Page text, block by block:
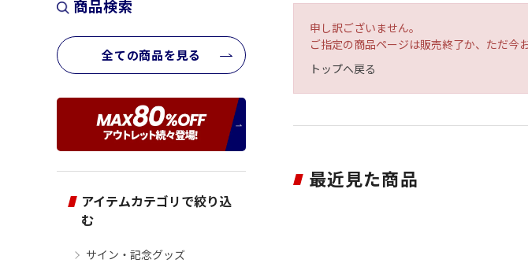
商品検索
全ての商品を見る
アイテムカテゴリで絞り込
む
サイン・記念グッズ
申し訳ございません。
ご指定の商品ページは販売終了か、ただ今
トップへ戻る
最近見た商品